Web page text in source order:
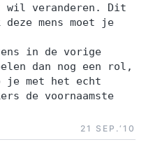
wil veranderen. Dit
mens moet je
in de vorige
dan nog een rol,
je met het echt
de voornaamste
21 SEP.‘10